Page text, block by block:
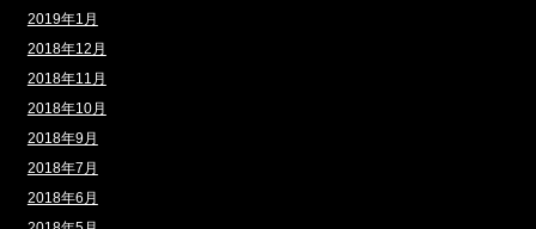
2019年1月
2018年12月
2018年11月
2018年10月
2018年9月
2018年7月
2018年6月